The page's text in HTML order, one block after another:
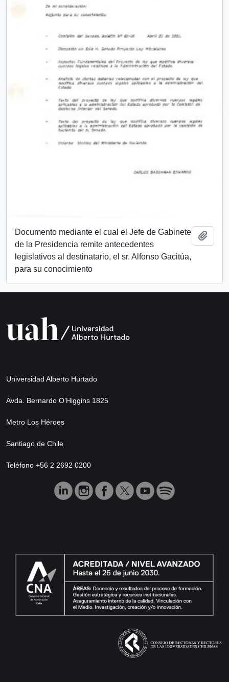
Documento mediante el cual el Jefe de Gabinete
de la Presidencia remite antecedentes
legislativos al destinatario, el sr. Alfonso Gacitúa,
para su conocimiento
Universidad Alberto Hurtado
Avda. Bernardo O’Higgins 1825
Metro Los Héroes
Santiago de Chile
Teléfono +56 2 2692 0200